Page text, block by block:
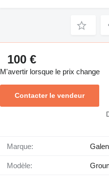
100 €
M'avertir lorsque le prix change
Contacter le vendeur
Marque: Galen
Modèle: